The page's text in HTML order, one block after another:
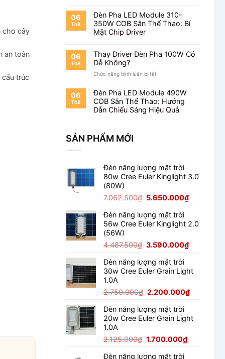
cho cây
an toàn
cấu trúc
Tennis
Pha
Module
100W
Pickleball
06
Th8
Đèn Pha LED Module 310-
350W COB Sân Thể Thao: Bí
Mật Chip Driver
06
Th8
Thay Driver Đèn Pha 100W Có
Dễ Không?
Chức năng bình luận bị tắt
Driver
Đèn
Pha
100W
06
Th8
Đèn Pha LED Module 490W
COB Sân Thể Thao: Hướng
Dẫn Chiếu Sáng Hiệu Quả
SẢN PHẨM MỚI
Đèn năng lượng mặt trời
80w Cree Euler Kinglight 3.0
(80W)
7.062.500₫ Giá
là:
7.062.500₫.
5.650.000₫Giá
là:
Đèn năng lượng mặt trời
56w Cree Euler Kinglight 2.0
(56W)
4.487.500₫ Giá
là:
4.487.500₫.
3.590.000₫Giá
là:
Đèn năng lượng mặt trời
30w Cree Euler Grain Light
1.0A
2.750.000₫ Giá
là:
2.750.000₫.
2.200.000₫Giá
là:
Đèn năng lượng mặt trời
20w Cree Euler Grain Light
1.0A
2.125.000₫ Giá
1.700.000₫Giá
Đèn năng lượng mặt trời